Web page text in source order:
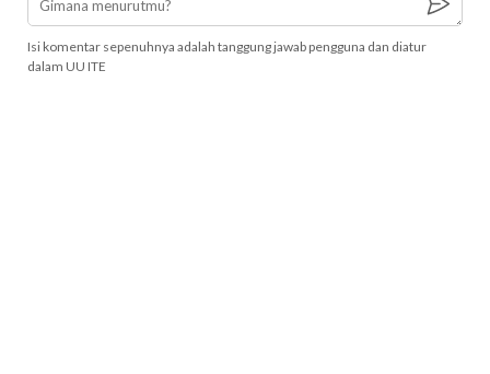
Isi komentar sepenuhnya adalah tanggung jawab pengguna dan diatur
dalam UU ITE